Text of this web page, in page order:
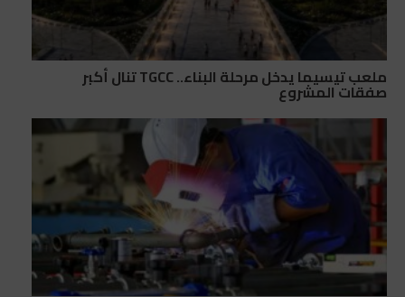
ملعب تيسيما يدخل مرحلة البناء.. TGCC تنال أكبر
صفقات المشروع